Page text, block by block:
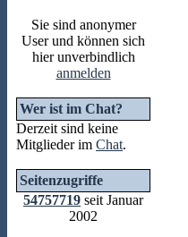
Sie sind anonymer
User und können sich
hier unverbindlich
anmelden
Wer ist im Chat?
Derzeit sind keine
Mitglieder im Chat.
Seitenzugriffe
54757719 seit Januar
2002